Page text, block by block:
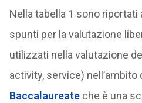
Nella tabella 1 sono
spunti per la valutazione
utilizzati nella valutazione
activity, service) nell’ambito
Baccalaureateche è una